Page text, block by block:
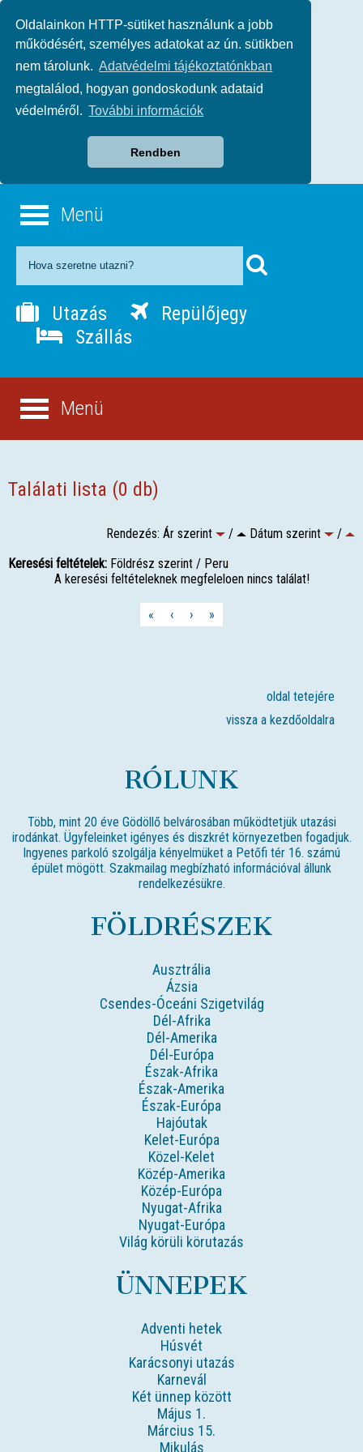
Oldalainkon HTTP-sütiket használunk a jobb
működésért, személyes adatokat az ún. sütikben
nem tárolunk. Adatvédelmi tájékoztatónkban
megtalálod, hogyan gondoskodunk adataid
védelméről. További információk
Rendben
Menü
Utazás
Repülőjegy
Szállás
Menü
Találati lista (0 db)
Rendezés: Ár szerint / Dátum szerint
/
Keresési feltételek: Földrész szerint / Peru
A keresési feltételeknek megfeleloen nincs találat!
« ‹ › »
oldal tetejére
vissza a kezdőoldalra
RÓLUNK
Több, mint 20 éve Gödöllő belvárosában működtetjük utazási
irodánkat. Ügyfeleinket igényes és diszkrét környezetben fogadjuk.
Ingyenes parkoló szolgálja kényelmüket a Petőfi tér 16. számú
épület mögött. Szakmailag megbízható információval állunk
rendelkezésükre.
FÖLDRÉSZEK
Ausztrália
Ázsia
Csendes-Óceáni Szigetvilág
Dél-Afrika
Dél-Amerika
Dél-Európa
Észak-Afrika
Észak-Amerika
Észak-Európa
Hajóutak
Kelet-Európa
Közel-Kelet
Közép-Amerika
Közép-Európa
Nyugat-Afrika
Nyugat-Európa
Világ körüli körutazás
ÜNNEPEK
Adventi hetek
Húsvét
Karácsonyi utazás
Karnevál
Két ünnep között
Május 1.
Március 15.
Mikulás